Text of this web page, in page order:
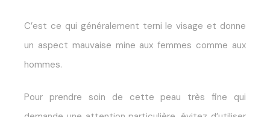
C’est ce qui généralement terni le visage et donne
un aspect mauvaise mine aux femmes comme aux
hommes.
Pour prendre soin de cette peau très fine qui